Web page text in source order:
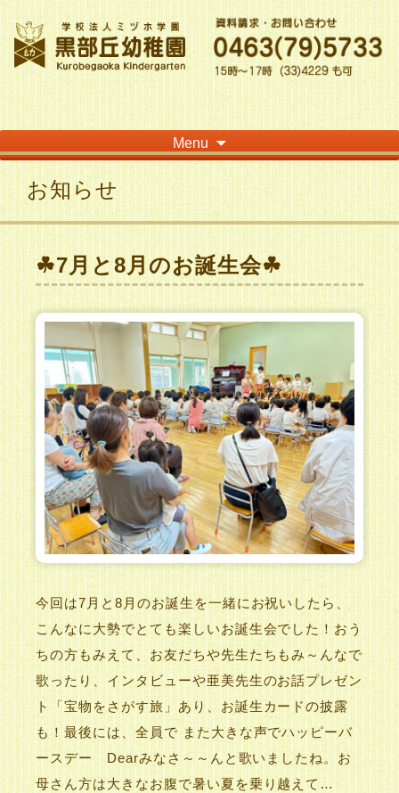
神奈川県平塚市の「学校法人ミヅホ学園黒部丘幼稚園」です！高麗山が見える閑静
な住宅街にある静かな環境で幼児教育を行っています
Menu
to
content
お知らせ
☘7月と8月のお誕生会☘
今回は7月と8月のお誕生を一緒にお祝いしたら、
こんなに大勢でとても楽しいお誕生会でした！おう
ちの方もみえて、お友だちや先生たちもみ～んなで
歌ったり、インタビューや亜美先生のお話プレゼン
ト「宝物をさがす旅」あり、お誕生カードの披露
も！最後には、全員で また大きな声でハッピーバ
ースデー Dearみなさ～～んと歌いましたね。お
母さん方は大きなお腹で暑い夏を乗り越えて…